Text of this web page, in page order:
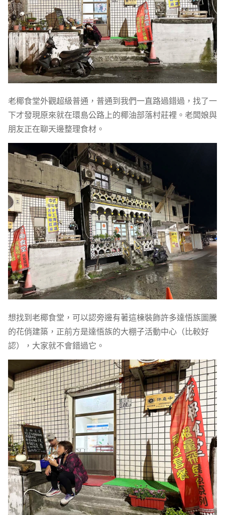
老椰食堂外觀超級普通，普通到我們一直路過錯過，找了一
下才發現原來就在環島公路上的椰油部落村莊裡。老闆娘與
朋友正在聊天邊整理食材。
想找到老椰食堂，可以認旁邊有著這棟裝飾許多達悟族圖騰
的花俏建築，正前方是達悟族的大棚子活動中心（比較好
認），大家就不會錯過它。